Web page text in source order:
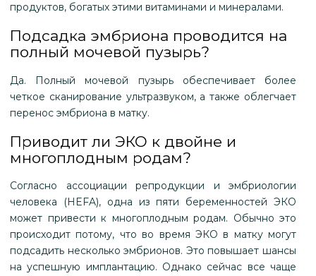
продуктов, богатых этими витаминами и минералами.
Подсадка эмбриона проводится на
полный мочевой пузырь?
Да. Полный мочевой пузырь обеспечивает более
четкое сканирование ультразвуком, а также облегчает
перенос эмбриона в матку.
Приводит ли ЭКО к двойне и
многоплодным родам?
Согласно ассоциации репродукции и эмбриологии
человека (HEFA), одна из пяти беременностей ЭКО
может привести к многоплодным родам. Обычно это
происходит потому, что во время ЭКО в матку могут
подсадить несколько эмбрионов. Это повышает шансы
на успешную имплантацию. Однако сейчас все чаще